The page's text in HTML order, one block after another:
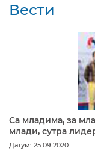
Вести
Са младима, за
млади, сутра
Датум: 25.09.2020